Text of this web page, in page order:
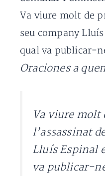
Va viure molt de
seu company
qual va publicar-
Oraciones a
Va viure molt
l’assassinat
Lluís Espinal
va publicar-